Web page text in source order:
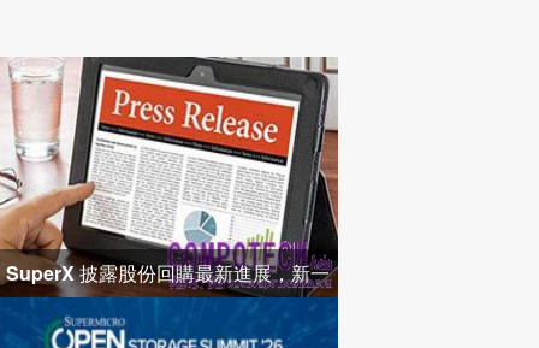
SuperX 披露股份回購最新進展，新一
輪迴購落地堅定長期價值成長